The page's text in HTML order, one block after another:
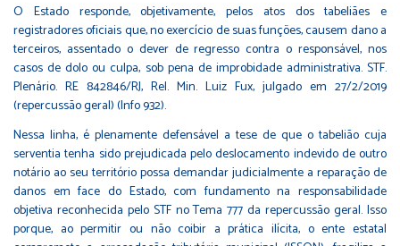
O Estado responde, objetivamente, pelos atos dos tabeliães e
registradores oficiais que, no exercício de suas funções, causem dano a
terceiros, assentado o dever de regresso contra o responsável, nos
casos de dolo ou culpa, sob pena de improbidade administrativa. STF.
Plenário. RE 842846/RJ, Rel. Min. Luiz Fux, julgado em 27/2/2019
(repercussão geral) (Info 932).
Nessa linha, é plenamente defensável a tese de que o tabelião cuja
serventia tenha sido prejudicada pelo deslocamento indevido de outro
notário ao seu território possa demandar judicialmente a reparação de
danos em face do Estado, com fundamento na responsabilidade
objetiva reconhecida pelo STF no Tema 777 da repercussão geral. Isso
porque, ao permitir ou não coibir a prática ilícita, o ente estatal